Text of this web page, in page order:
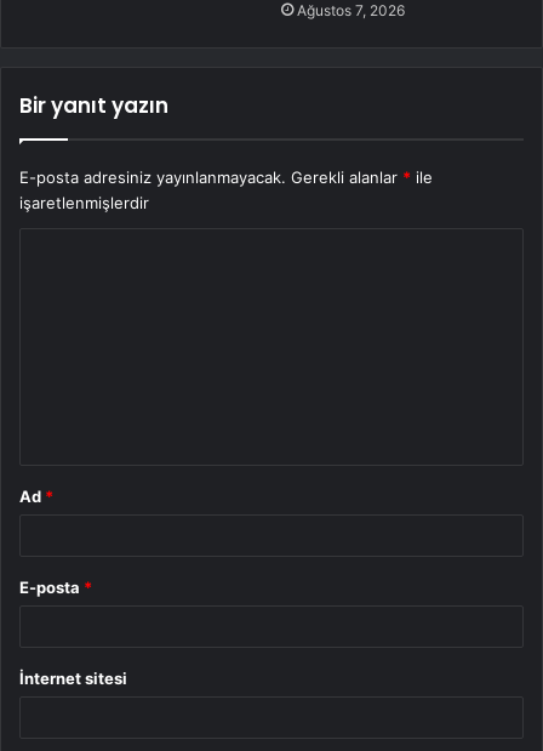
Ağustos 7, 2026
Bir yanıt yazın
E-posta adresiniz yayınlanmayacak. Gerekli alanlar * ile
işaretlenmişlerdir
Ad *
E-posta *
İnternet sitesi